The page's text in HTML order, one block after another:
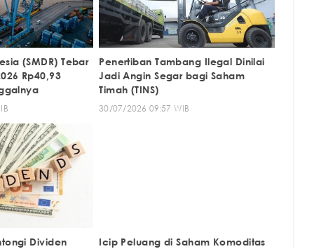
(SMDR) Tebar
Rp40,93
Penertiban Tambang Ilegal Dinilai
Jadi Angin Segar bagi Saham
Timah (TINS)
30/07/2026 09:57 WIB
Dividen
Icip Peluang di Saham Komoditas